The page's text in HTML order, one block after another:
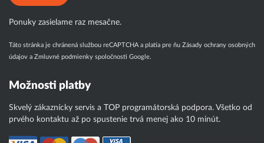
Ponuky zasielame raz mesačne.
Táto stránka je chránená službou reCAPTCHA a platia pre ňu Zásady ochrany osobných
údajov a Zmluvné podmienky spoločnosti Google.
Možnosti platby
Skvelý zákaznícky servis a TOP programátorská podpora. Všetko od
prvého kontaktu až po spustenie trvá menej ako 10 minút.